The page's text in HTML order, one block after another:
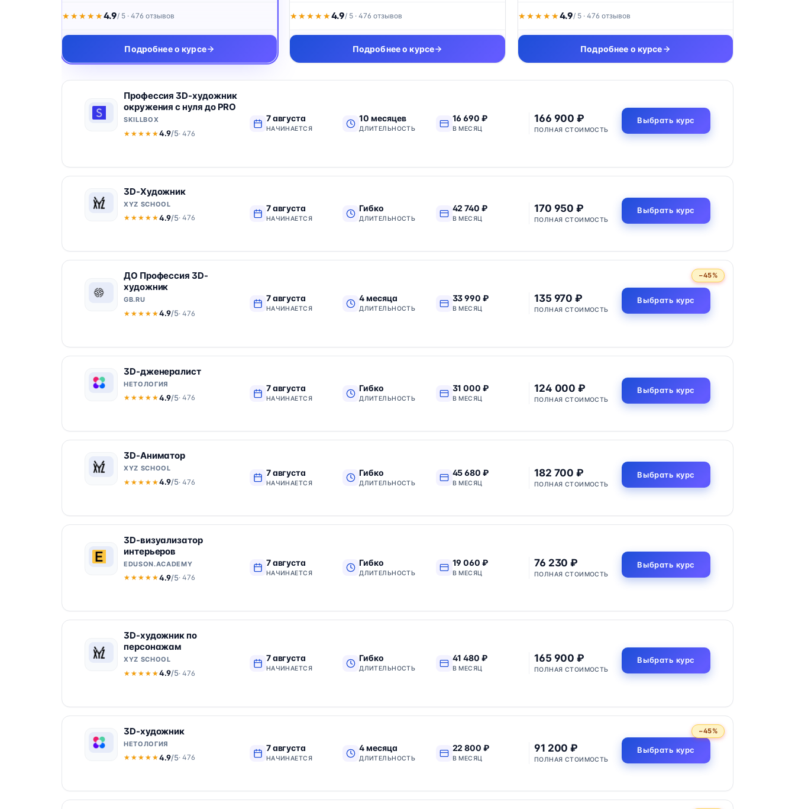
★★★★★
★★★★★4.9/ 5 · 476 отзывов
Подробнее о курсе
★★★★★
★★★★★4.9/ 5 · 476 отзывов
Подробнее о курсе
★★★★★
★★★★★4.9/ 5 · 476 отзывов
Подробнее о курсе
Профессия 3D-художник
окружения с нуля до PRO
SKILLBOX
★★★★★
★★★★★4.9/5· 476
7 августа
НАЧИНАЕТСЯ
10 месяцев
ДЛИТЕЛЬНОСТЬ
16 690 ₽
В МЕСЯЦ
166 900 ₽
ПОЛНАЯ СТОИМОСТЬ
Выбрать курс
3D-Художник
XYZ SCHOOL
★★★★★
★★★★★4.9/5· 476
7 августа
НАЧИНАЕТСЯ
Гибко
ДЛИТЕЛЬНОСТЬ
42 740 ₽
В МЕСЯЦ
170 950 ₽
ПОЛНАЯ СТОИМОСТЬ
Выбрать курс
−45%
ДО Профессия 3D-
художник
GB.RU
★★★★★
★★★★★4.9/5· 476
7 августа
НАЧИНАЕТСЯ
4 месяца
ДЛИТЕЛЬНОСТЬ
33 990 ₽
В МЕСЯЦ
135 970 ₽
ПОЛНАЯ СТОИМОСТЬ
Выбрать курс
3D-дженералист
НЕТОЛОГИЯ
★★★★★
★★★★★4.9/5· 476
7 августа
НАЧИНАЕТСЯ
Гибко
ДЛИТЕЛЬНОСТЬ
31 000 ₽
В МЕСЯЦ
124 000 ₽
ПОЛНАЯ СТОИМОСТЬ
Выбрать курс
3D-Аниматор
XYZ SCHOOL
★★★★★
★★★★★4.9/5· 476
7 августа
НАЧИНАЕТСЯ
Гибко
ДЛИТЕЛЬНОСТЬ
45 680 ₽
В МЕСЯЦ
182 700 ₽
ПОЛНАЯ СТОИМОСТЬ
Выбрать курс
3D-визуализатор
интерьеров
EDUSON.ACADEMY
★★★★★
★★★★★4.9/5· 476
7 августа
НАЧИНАЕТСЯ
Гибко
ДЛИТЕЛЬНОСТЬ
19 060 ₽
В МЕСЯЦ
76 230 ₽
ПОЛНАЯ СТОИМОСТЬ
Выбрать курс
3D-художник по
персонажам
XYZ SCHOOL
★★★★★
★★★★★4.9/5· 476
7 августа
НАЧИНАЕТСЯ
Гибко
ДЛИТЕЛЬНОСТЬ
41 480 ₽
В МЕСЯЦ
165 900 ₽
ПОЛНАЯ СТОИМОСТЬ
Выбрать курс
−45%
3D-художник
НЕТОЛОГИЯ
★★★★★
★★★★★4.9/5· 476
7 августа
НАЧИНАЕТСЯ
4 месяца
ДЛИТЕЛЬНОСТЬ
22 800 ₽
В МЕСЯЦ
91 200 ₽
ПОЛНАЯ СТОИМОСТЬ
Выбрать курс